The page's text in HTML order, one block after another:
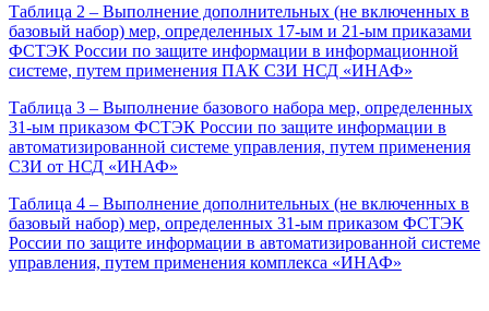
Таблица 2 – Выполнение дополнительных (не включенных в
базовый набор) мер, определенных 17-ым и 21-ым приказами
ФСТЭК России по защите информации в информационной
системе, путем применения ПАК СЗИ НСД «ИНАФ»
Таблица 3 – Выполнение базового набора мер, определенных
31-ым приказом ФСТЭК России по защите информации в
автоматизированной системе управления, путем применения
СЗИ от НСД «ИНАФ»
Таблица 4 – Выполнение дополнительных (не включенных в
базовый набор) мер, определенных 31-ым приказом ФСТЭК
России по защите информации в автоматизированной системе
управления, путем применения комплекса «ИНАФ»